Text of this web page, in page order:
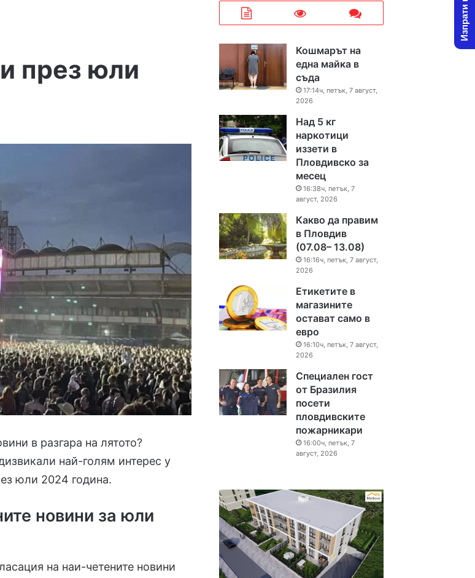
през юли
в разгара на лятото?
най-голям интерес у
юли 2024 година.
новини за юли
на наи-четените новини
Кошмарът на
една майка в
съда
17:14ч, петък, 7 август,
2026
Над 5 кг
наркотици
иззети в
Пловдивско за
месец
16:38ч, петък, 7
август, 2026
Какво да правим
в Пловдив
(07.08– 13.08)
16:16ч, петък, 7 август,
2026
Етикетите в
магазините
остават само в
евро
16:10ч, петък, 7 август,
2026
Специален гост
от Бразилия
посети
пловдивските
пожарникари
16:00ч, петък, 7
август, 2026